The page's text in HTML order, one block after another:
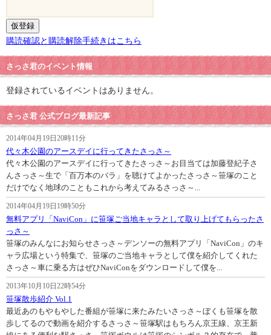
購読確認と購読解除手続きはこちら
さっさ君のイベント情報
登録されているイベントはありません。
さっさ君 公式ブログ最新記事
2014年04月19日20時11分
代々木公園のアースデイに行ってきたさっさ～
代々木公園のアースデイに行ってきたさっさ～お目当ては加藤登紀子さ
んさっさ～生で「百万本のバラ」を聴けてよかったさっさ～笹塚のこと
だけでなく地球のこともこれから考えてみるさっさ～...
2014年04月19日19時50分
無料アプリ「NaviCon」に笹塚ご当地キャラとして取り上げてもらったさ
っさ～
笹塚のみんなにお知らせさっさ～デンソーの無料アプリ「NaviCon」のキ
ャラ広場という特集で、笹塚のご当地キャラとして僕を紹介してくれた
さっさ～車に乗る方はぜひNaviConをダウンロードして僕を...
2013年10月10日22時54分
笹塚散歩紹介 Vol.1
最近あのもやもやした番組が笹塚に来たみたいさっさ～ぼくも笹塚を散
歩してるので動画を紹介するさっさ～笹塚駅はもちろん京王線、京王新